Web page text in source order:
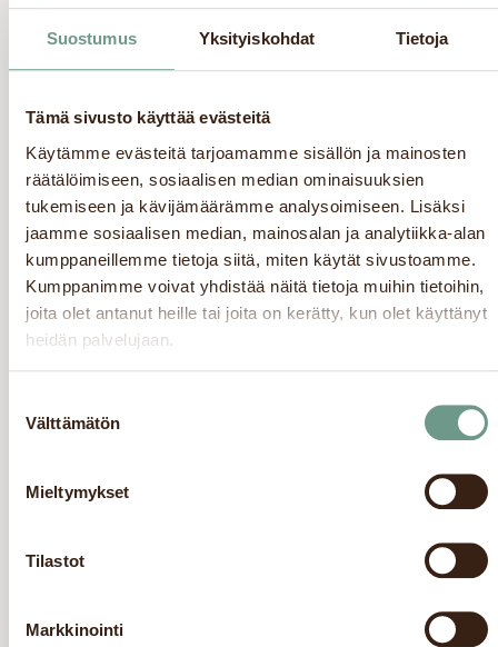
Suostumus Yksityiskohdat Tietoja
Tämä sivusto käyttää evästeitä
Käytämme evästeitä tarjoamamme sisällön ja mainosten
räätälöimiseen, sosiaalisen median ominaisuuksien
tukemiseen ja kävijämäärämme analysoimiseen. Lisäksi
jaamme sosiaalisen median, mainosalan ja analytiikka-alan
kumppaneillemme tietoja siitä, miten käytät sivustoamme.
Kumppanimme voivat yhdistää näitä tietoja muihin tietoihin,
joita olet antanut heille tai joita on kerätty, kun olet käyttänyt
heidän palvelujaan.
valinta
Välttämätön
Mieltymykset
Tilastot
Markkinointi
Aito pistaasi
pistaaseista valmistettu
intensiivistä makua
ripauksella suolaa. Ei
sisällä karvasmantelia.